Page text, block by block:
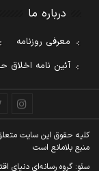
درباره ما
معرفی روزنامه
آئین نامه اخلاق
کليه حقوق اين سايت متعلق
منبع بلامانع است
سئو: گروه رسانه‌ای دنیای